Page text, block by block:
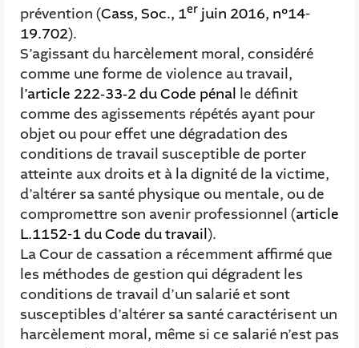
prévention (Cass, Soc., 1er juin 2016, n°14-
19.702).
S’agissant du harcèlement moral, considéré
comme une forme de violence au travail,
l’article 222‑33‑2 du Code pénal le définit
comme des agissements répétés ayant pour
objet ou pour effet une dégradation des
conditions de travail susceptible de porter
atteinte aux droits et à la dignité de la victime,
d’altérer sa santé physique ou mentale, ou de
compromettre son avenir professionnel (article
L.1152-1 du Code du travail).
La Cour de cassation a récemment affirmé que
les méthodes de gestion qui dégradent les
conditions de travail d’un salarié et sont
susceptibles d’altérer sa santé caractérisent un
harcèlement moral, même si ce salarié n’est pas